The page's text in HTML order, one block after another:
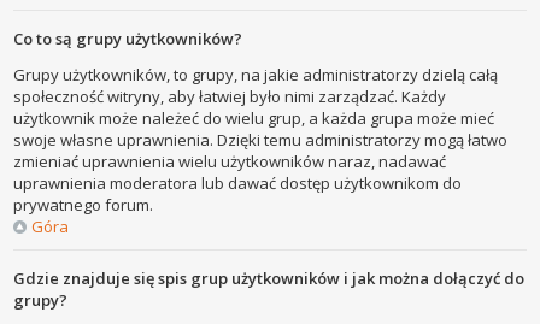
Co to są grupy użytkowników?
Grupy użytkowników, to grupy, na jakie administratorzy dzielą całą
społeczność witryny, aby łatwiej było nimi zarządzać. Każdy
użytkownik może należeć do wielu grup, a każda grupa może mieć
swoje własne uprawnienia. Dzięki temu administratorzy mogą łatwo
zmieniać uprawnienia wielu użytkowników naraz, nadawać
uprawnienia moderatora lub dawać dostęp użytkownikom do
prywatnego forum.
Góra
Gdzie znajduje się spis grup użytkowników i jak można dołączyć do
grupy?